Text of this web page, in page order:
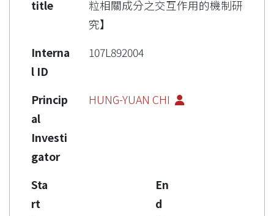
title
粒相關成分之交互作用的機制研
究】
Interna
l ID
107L892004
Princip
al
Investi
gator
HUNG-YUAN CHI
Sta
rt
En
d